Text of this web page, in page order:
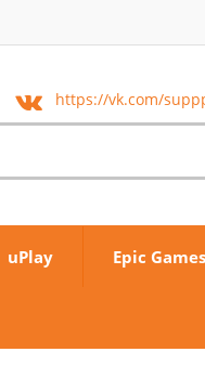
https://vk.com/
uPlay Epic